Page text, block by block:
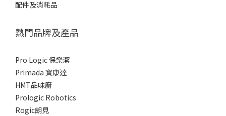
配件及消耗品
熱門品牌及產品
Pro Logic 保樂潔
Primada 寶康達
HMT品味廚
Prologic Robotics
Rogic朗見